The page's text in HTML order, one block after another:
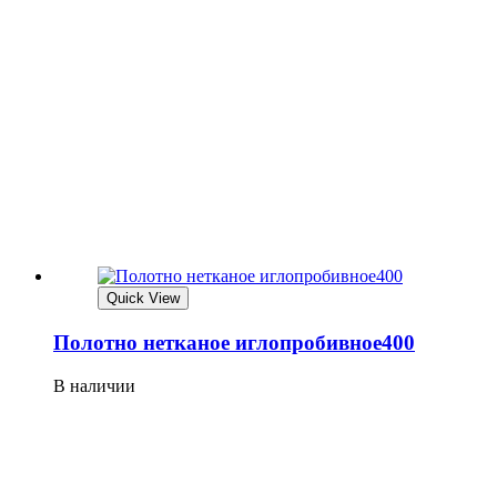
Quick View
Полотно нетканое иглопробивное400
В наличии